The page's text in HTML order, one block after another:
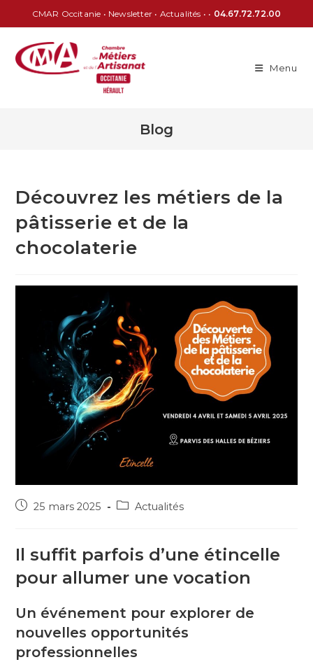
CMAR Occitanie • Newsletter • Actualités • • 04.67.72.72.00
Menu
Blog
Découvrez les métiers de la
pâtisserie et de la
chocolaterie
25 mars 2025 Actualités
Il suffit parfois d’une étincelle
pour allumer une vocation
Un événement pour explorer de
nouvelles opportunités
professionnelles